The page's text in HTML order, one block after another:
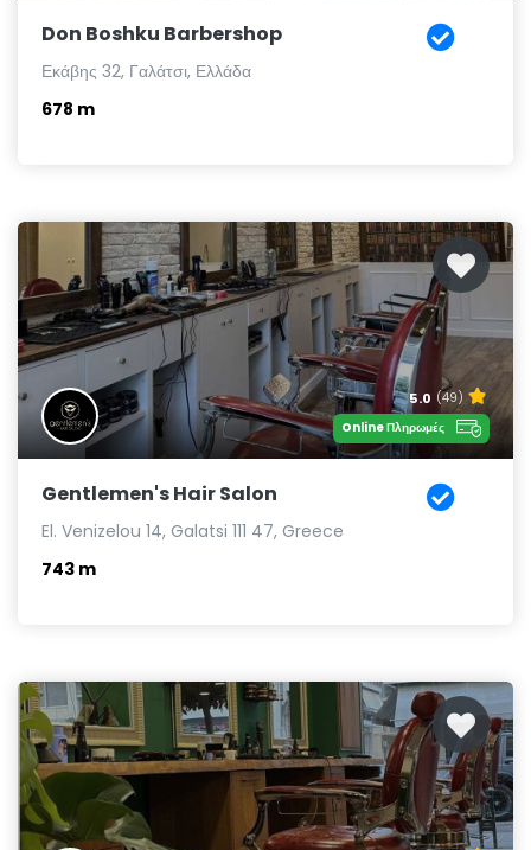
Don Boshku Barbershop
Εκάβης 32, Γαλάτσι, Ελλάδα
678 m
5.0 (49)
Online Πληρωμές
Gentlemen's Hair Salon
El. Venizelou 14, Galatsi 111 47, Greece
743 m